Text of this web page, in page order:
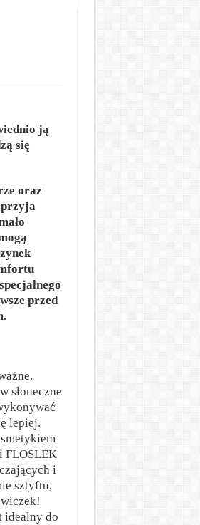
ją
się
oraz
przed
słoneczne
lepiej.
FLOSLEK
i
sztyftu,
idealny do